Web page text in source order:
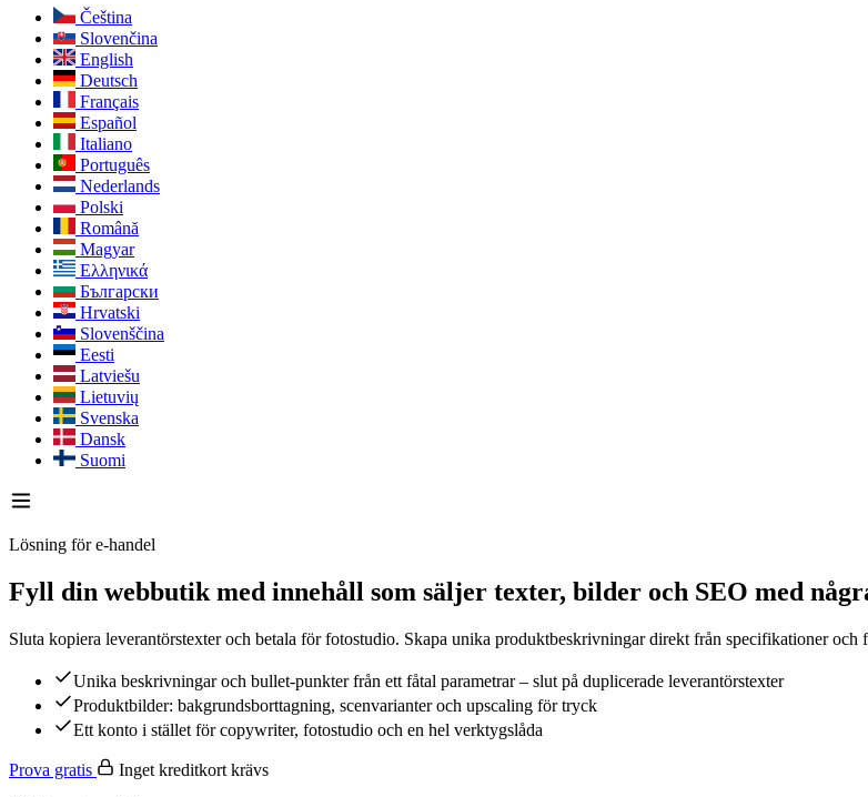
Čeština
Slovenčina
English
Deutsch
Français
Español
Italiano
Português
Nederlands
Polski
Română
Magyar
Ελληνικά
Български
Hrvatski
Slovenščina
Eesti
Latviešu
Lietuvių
Svenska
Dansk
Suomi
Lösning för e-handel
Fyll din webbutik med innehåll som säljer texter, bilder och SEO med
Sluta kopiera leverantörstexter och betala för fotostudio. Skapa unika produktbeskrivningar direkt från specifikationer
Unika beskrivningar och bullet-punkter från ett fåtal parametrar – slut på duplicerade leverantörstexter
Produktbilder: bakgrundsborttagning, scenvarianter och upscaling för tryck
Ett konto i stället för copywriter, fotostudio och en hel verktygslåda
Prova gratis
Inget kreditkort krävs